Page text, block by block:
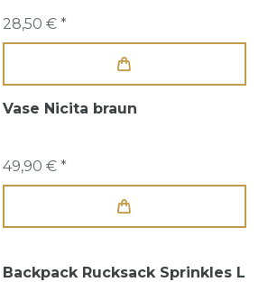
28,50 € *
Vase Nicita braun
49,90 € *
Backpack Rucksack Sprinkles L